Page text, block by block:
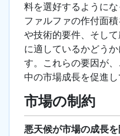
料を選好するように
ファルファの作付面
や技術的要件、そし
に適しているかどう
す。これらの要因が
中の市場成長を促進し
市場の制約
悪天候が市場の成長